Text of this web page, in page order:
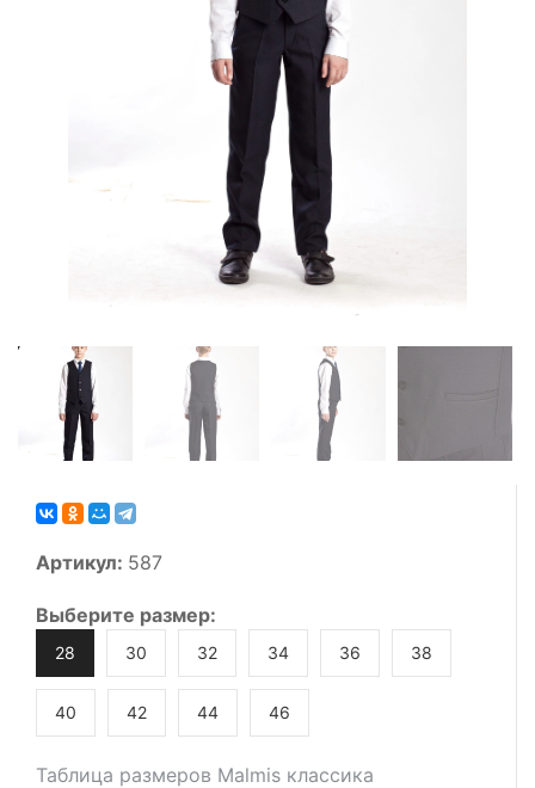
Артикул: 587
Выберите размер:
28 30 32 34 36 38
40 42 44 46
Таблица размеров Malmis классика